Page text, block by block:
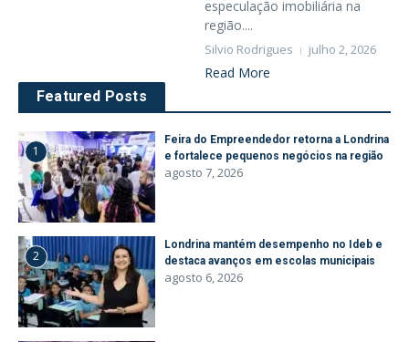
especulação imobiliária na
região....
Silvio Rodrigues julho 2, 2026
Read More
Featured Posts
1
Feira do Empreendedor retorna a Londrina
e fortalece pequenos negócios na região
agosto 7, 2026
2
Londrina mantém desempenho no Ideb e
destaca avanços em escolas municipais
agosto 6, 2026